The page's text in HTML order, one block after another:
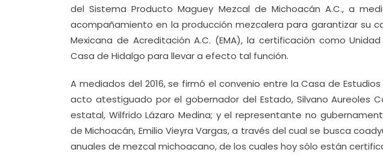
del Sistema Producto Maguey Mezcal de Michoacán A.C., a
acompañamiento en la producción mezcalera para garantizar su
Mexicana de Acreditación A.C. (EMA), la certificación como
Casa de Hidalgo para llevar a efecto tal función.
A mediados del 2016, se firmó el convenio entre la Casa de
acto atestiguado por el gobernador del Estado, Silvano Aureoles
estatal, Wilfrido Lázaro Medina; y el representante no
de Michoacán, Emilio Vieyra Vargas, a través del cual se busca
anuales de mezcal michoacano, de los cuales hoy sólo están